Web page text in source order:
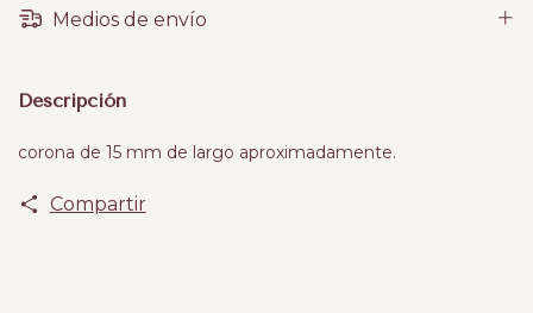
Medios de envío
Descripción
corona de 15 mm de largo aproximadamente.
Compartir